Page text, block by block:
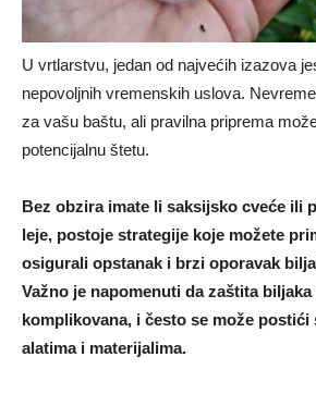
U vrtlarstvu, jedan od najvećih izazova
nepovoljnih vremenskih uslova.
za vašu baštu, ali pravilna priprema
potencijalnu štetu.
Bez obzira imate li saksijsko cveće ili
leje, postoje strategije koje možete
osigurali opstanak i brzi oporavak
Važno je napomenuti da zaštita
komplikovana, i često se može
alatima i materijalima.